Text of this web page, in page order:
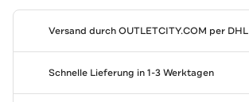
Versand durchOUTLETCITY.COM per DHL
Schnelle Lieferung in 1-3 Werktagen